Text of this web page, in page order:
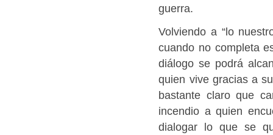
guerra.
Volviendo a “lo
cuando no completa
diálogo se podrá
quien vive gracias a
bastante claro que
incendio a quien
dialogar lo que se